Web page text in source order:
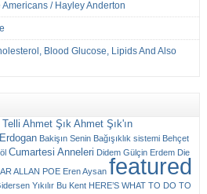
/ Hayley Anderton
Blood Glucose, Lipids And Also
Ahmet Şık Ahmet Şık'ın
Bakişın Senin Bağışıklık sistemi Behçet
Cumartesi Anneleri Didem Gülçin Erdem Die
ALLAN POE Eren Aysan featured
Yıkılır Bu Kent HERE’S WHAT TO DO TO